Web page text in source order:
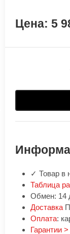
5
✓ Товар в
Таблица
Обмен: 14
Доставка
Оплата:
Гарантии >